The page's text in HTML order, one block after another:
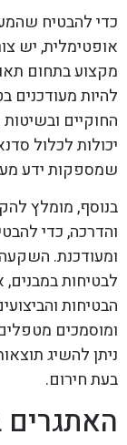
כדי להבטיח
אופטימלית, יש
מקצוע בתחום
להיות מעודכנים
החוקיים
יכולות לכלול
שמספקות ידע
בנוסף, מומלץ
והדרכה, כדי
ומעודכנת.
לבטיחות
הבטיחות
ומוסמכים
ניתן להשיג
בעת חירום.
האתגרים